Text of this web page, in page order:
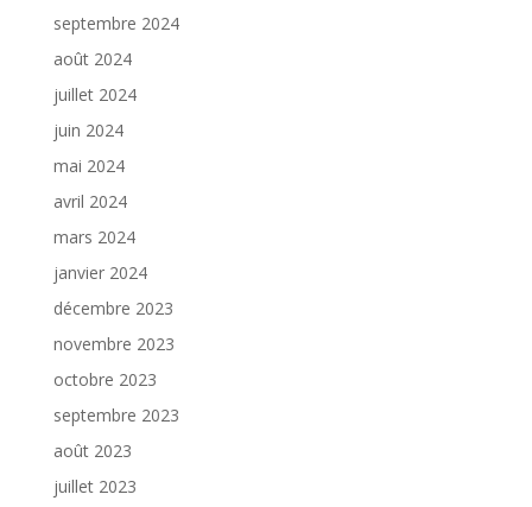
septembre 2024
août 2024
juillet 2024
juin 2024
mai 2024
avril 2024
mars 2024
janvier 2024
décembre 2023
novembre 2023
octobre 2023
septembre 2023
août 2023
juillet 2023